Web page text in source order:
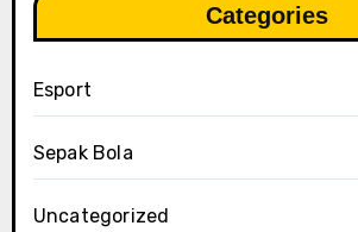
Categories
Esport
Sepak Bola
Uncategorized